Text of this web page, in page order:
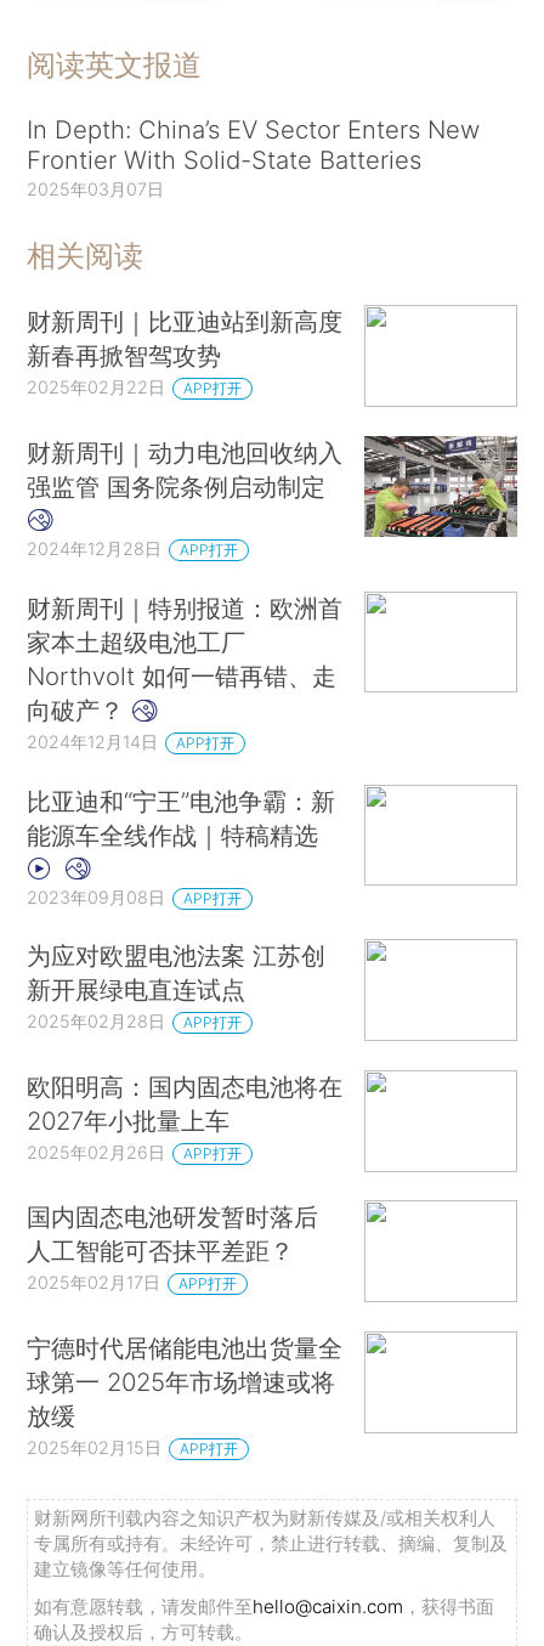
阅读英文报道
In Depth: China’s EV Sector Enters New
Frontier With Solid-State Batteries
2025年03月07日
相关阅读
财新周刊｜比亚迪站到新高度
新春再掀智驾攻势
2025年02月22日 APP打开
财新周刊｜动力电池回收纳入
强监管 国务院条例启动制定
2024年12月28日 APP打开
财新周刊｜特别报道：欧洲首
家本土超级电池工厂
Northvolt 如何一错再错、走
向破产？
2024年12月14日 APP打开
比亚迪和“宁王”电池争霸：新
能源车全线作战｜特稿精选
2023年09月08日 APP打开
为应对欧盟电池法案 江苏创
新开展绿电直连试点
2025年02月28日 APP打开
欧阳明高：国内固态电池将在
2027年小批量上车
2025年02月26日 APP打开
国内固态电池研发暂时落后
人工智能可否抹平差距？
2025年02月17日 APP打开
宁德时代居储能电池出货量全
球第一 2025年市场增速或将
放缓
2025年02月15日 APP打开
财新网所刊载内容之知识产权为财新传媒及/或相关权利人
专属所有或持有。未经许可，禁止进行转载、摘编、复制及
建立镜像等任何使用。
如有意愿转载，请发邮件至hello@caixin.com ，获得书面
确认及授权后，方可转载。